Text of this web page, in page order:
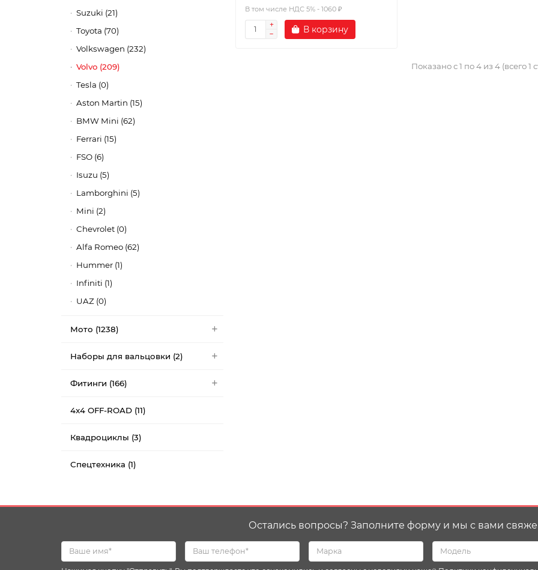
Suzuki (21)
Toyota (70)
Volkswagen (232)
Volvo (209)
Tesla (0)
Aston Martin (15)
BMW Mini (62)
Ferrari (15)
FSO (6)
Isuzu (5)
Lamborghini (5)
Mini (2)
Chevrolet (0)
Alfa Romeo (62)
Hummer (1)
Infiniti (1)
UAZ (0)
Мото (1238)
Наборы для вальцовки (2)
Фитинги (166)
4x4 OFF-ROAD (11)
Квадроциклы (3)
Спецтехника (1)
В том числе НДС 5% - 1060 ₽
В корзину
Показано с 1 по 4 из 4 (всего 1
Остались вопросы? Заполните форму и мы с вами